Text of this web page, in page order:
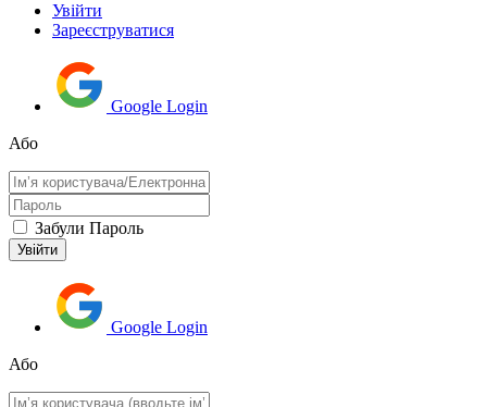
Увійти
Зареєструватися
Google Login
Або
Забули Пароль
Google Login
Або